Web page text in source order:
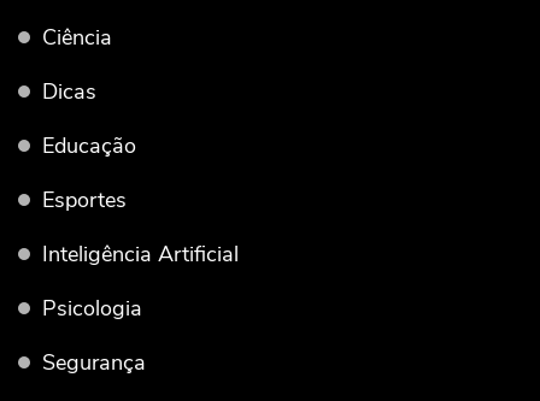
Ciência
Dicas
Educação
Esportes
Inteligência Artificial
Psicologia
Segurança